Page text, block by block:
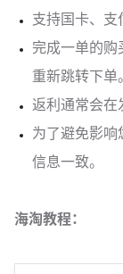
支持国卡、支
完成一单的购
重新跳转下单
返利通常会在
为了避免影响
信息一致。
海淘教程：